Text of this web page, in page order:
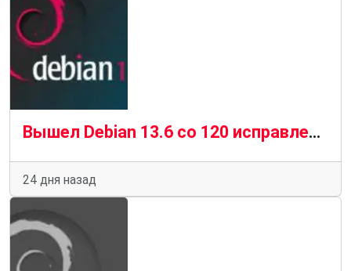
Вышел Debian 13.6 со 120 исправлениями уязвимостей и 124 стабильными обновлениями
24 дня назад